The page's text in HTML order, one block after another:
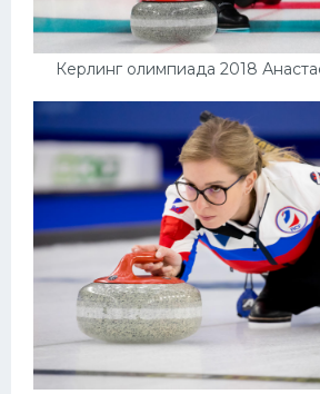
Керлинг олимпиада 2018